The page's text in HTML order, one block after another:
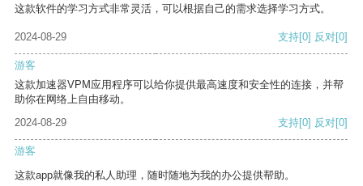
这款软件的学习方式非常灵活，可以根据自己的需求选择学习方式。
2024-08-29 支持[0] 反对[0]
游客
这款加速器VPM应用程序可以给你提供最高速度和安全性的连接，并帮
助你在网络上自由移动。
2024-08-29
支持[0] 反对[0]
游客
这款app就像我的私人助理，随时随地为我的办公提供帮助。